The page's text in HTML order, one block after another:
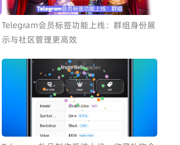
Telegram会员标签功能上线：群组身份展
示与社区管理更高效